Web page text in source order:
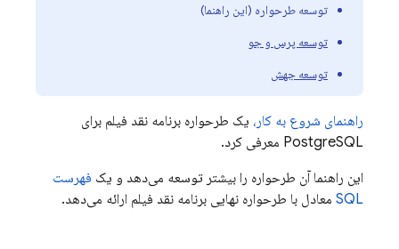
توسعه طرحواره (این راهنما)
توسعه پرس و جو
توسعه جهش
راهنمای شروع به کار، یک طرحواره برنامه نقد فیلم برای
PostgreSQL معرفی کرد.
این راهنما آن طرحواره را بیشتر توسعه می‌دهد و یک فهرست
SQL معادل با طرحواره نهایی برنامه نقد فیلم ارائه می‌دهد.